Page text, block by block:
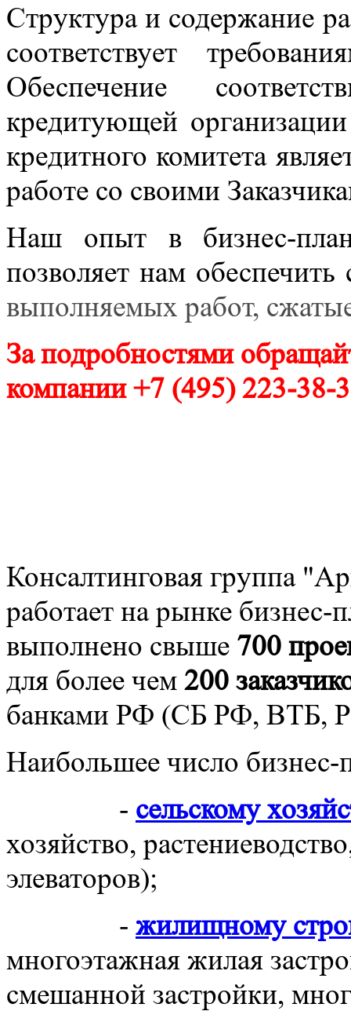
Структура и содержание
соответствует
Обеспечение
кредитующей
кредитного комитета
работе со своими
Наш опыт в бизнес-
позволяет нам
выполняемых работ,
За подробностями
компании +7 (495) 223-38-
Консалтинговая группа
работает на рынке бизнес-
выполнено свыше 700
для более чем 200
банками РФ (СБ РФ, ВТБ,
Наибольшее число бизнес-
- сельскому
хозяйство,
элеваторов);
- жилищному
многоэтажная жилая
смешанной застройки,